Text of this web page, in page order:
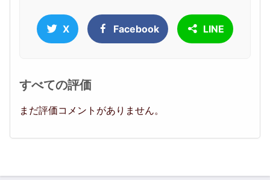
X Facebook LINE
すべての評価
まだ評価コメントがありません。